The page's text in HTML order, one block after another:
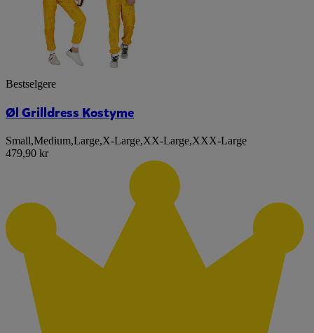
Bestselgere
Øl Grilldress Kostyme
Small,Medium,Large,X-Large,XX-Large,XXX-Large
479,90 kr